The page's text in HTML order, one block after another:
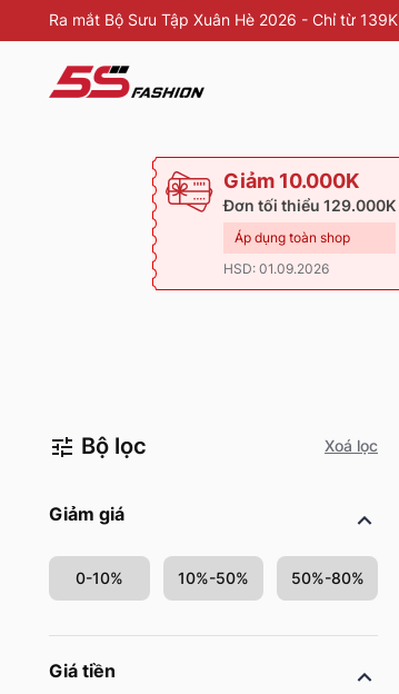
Ra mắt Bộ Sưu Tập Xuân Hè 2026 - Chỉ từ 139K
Giảm 10.000K
Đơn tối thiểu 129.000K
Áp dụng toàn shop
HSD: 01.09.2026
Bộ lọc Xoá lọc
Giảm giá
0-10% 10%-50% 50%-80%
Giá tiền